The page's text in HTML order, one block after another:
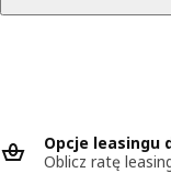
Opcje leasingu
Oblicz ratę